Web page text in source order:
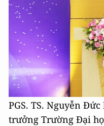
PGS. TS. Nguyễn
trưởng Trường Đại